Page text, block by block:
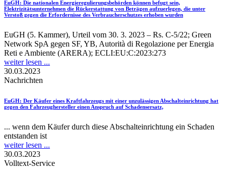
EuGH: Die nationalen Energieregulierungsbehörden können befugt sein,
Elektrizitätsunternehmen die Rückerstattung von Beträgen aufzuerlegen, die unter
Verstoß gegen die Erfordernisse des Verbraucherschutzes erhoben wurden
EuGH (5. Kammer), Urteil vom 30. 3. 2023 – Rs. C-5/22; Green
Network SpA gegen SF, YB, Autorità di Regolazione per Energia
Reti e Ambiente (ARERA); ECLI:EU:C:2023:273
weiter lesen ...
30.03.2023
Nachrichten
EuGH: Der Käufer eines Kraftfahrzeugs mit einer unzulässigen Abschalteinrichtung hat
gegen den Fahrzeughersteller einen Anspruch auf Schadensersatz,
... wenn dem Käufer durch diese Abschalteinrichtung ein Schaden
entstanden ist
weiter lesen ...
30.03.2023
Volltext-Service